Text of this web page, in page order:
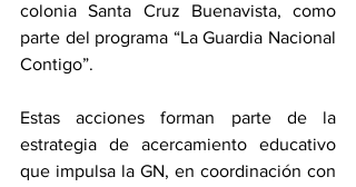
colonia Santa Cruz Buenavista, como
parte del programa “La Guardia Nacional
Contigo”.
Estas acciones forman parte de la
estrategia de acercamiento educativo
que impulsa la GN, en coordinación con